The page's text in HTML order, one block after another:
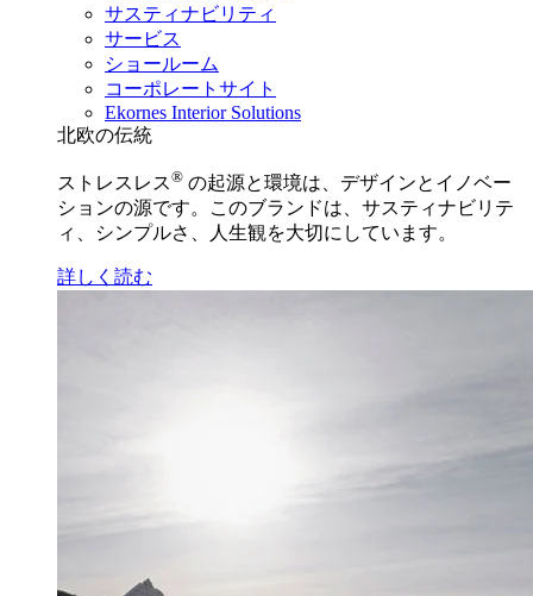
サスティナビリティ
サービス
ショールーム
コーポレートサイト
Ekornes Interior Solutions
北欧の伝統
ストレスレス® の起源と環境は、デザインとイノベー
ションの源です。このブランドは、サスティナビリテ
ィ、シンプルさ、人生観を大切にしています。
詳しく読む